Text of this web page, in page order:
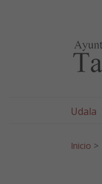
Udala
Inicio >